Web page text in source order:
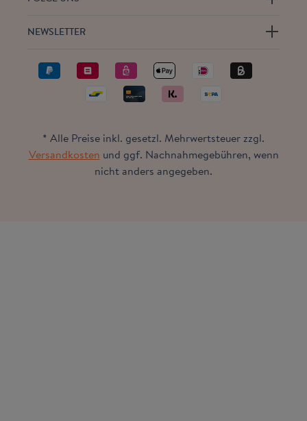
NEWSLETTER
* Alle Preise inkl. gesetzl. Mehrwertsteuer zzgl.
Versandkosten und ggf. Nachnahmegebühren, wenn
nicht anders angegeben.